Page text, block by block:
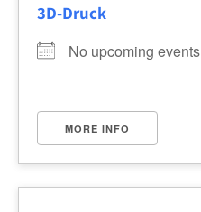
3D-Druck
No upcoming events
MORE INFO